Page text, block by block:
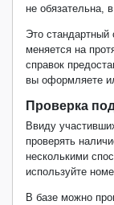
не обязательна,
Это стандартный
меняется на
справок
вы оформляете
Проверка
Ввиду
проверять
несколькими
используйте
В базе можно